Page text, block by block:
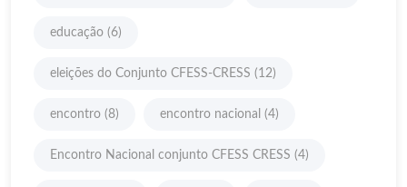
educação (6)
eleições do Conjunto CFESS-CRESS (12)
encontro (8) encontro nacional (4)
Encontro Nacional conjunto CFESS CRESS (4)